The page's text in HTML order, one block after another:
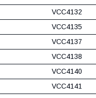
VCC4132
VCC4135
VCC4137
VCC4138
VCC4140
VCC4141